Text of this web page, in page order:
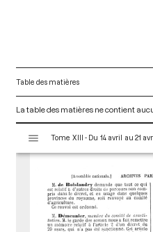
Table des matières
La table des matières ne contient
s
Tome XIII - Du 14 avril au 21